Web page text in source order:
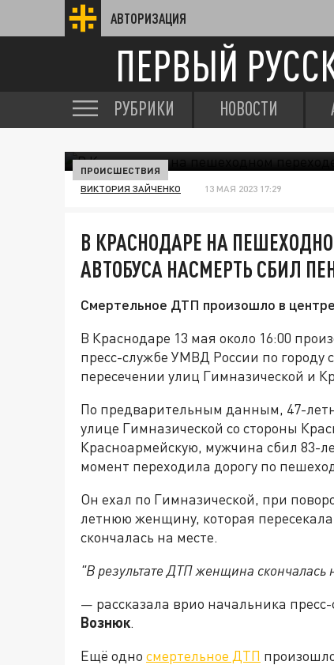
АВТОРИЗАЦИЯ
ПЕРВЫЙ
РУБРИКИ НОВОСТИ
ПРОИСШЕСТВИЯ
ВИКТОРИЯ ЗАЙЧЕНКО 13 МАЯ 2023 17:29
В КРАСНОДАРЕ НА
АВТОБУСА НАСМЕРТЬ СБИЛ
Смертельное ДТП произошло в
В Краснодаре 13 мая около 16:00
пресс-службе УМВД России по
пересечении улиц Гимназической и
По предварительным данным, 47-
улице Гимназической со стороны
Красноармейскую, мужчина сбил 83-
момент переходила дорогу по
Он ехал по Гимназической, при
летнюю женщину, которая
скончалась на месте.
"В результате ДТП женщина скончалась
— рассказала врио начальника
Вознюк.
Ещё одно смертельное ДТП